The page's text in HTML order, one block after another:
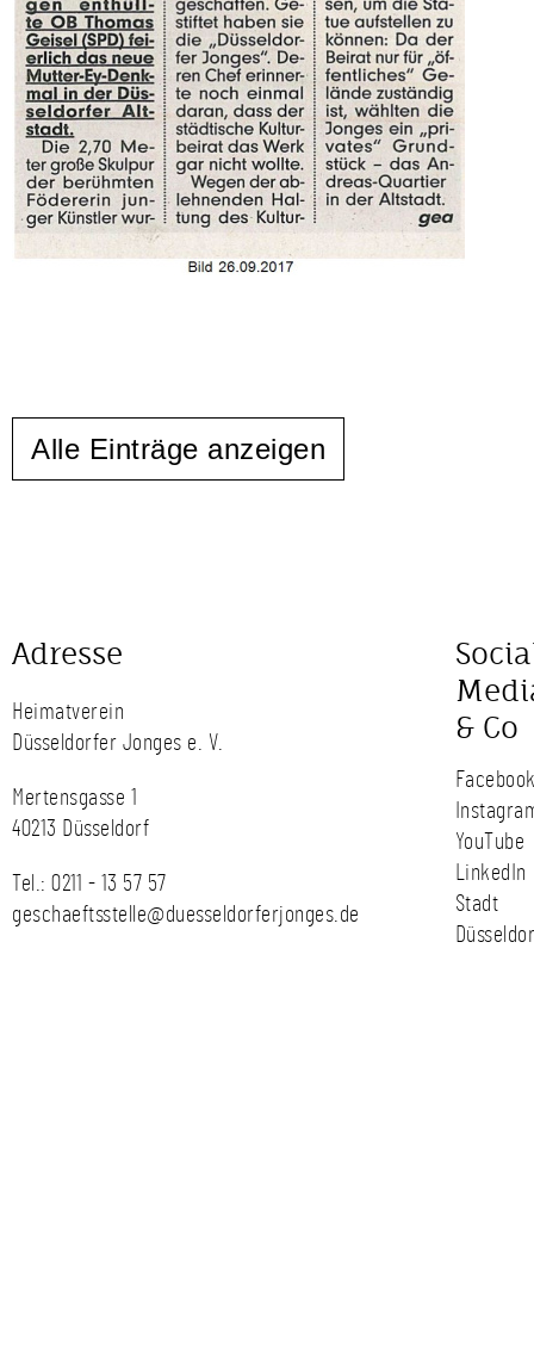
Alle Einträge anzeigen
Adresse
Heimatverein
Düsseldorfer Jonges e. V.
Mertensgasse 1
40213 Düsseldorf
Tel.: 0211 - 13 57 57
geschaeftsstelle@duesseldorferjonges.de
& Co
YouTube
LinkedIn
Stadt